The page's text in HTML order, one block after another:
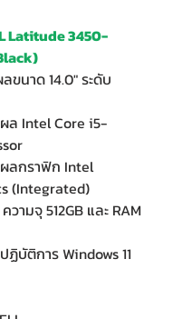
Latitude 3450-
ขนาด 14.0" ระดับ
ล Intel Core i5-
ลกราฟิก Intel
(Integrated)
วามจุ 512GB และ RAM
บัติการ Windows 11